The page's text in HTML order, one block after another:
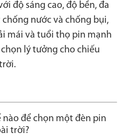
độ sáng cao, độ bền, đa
nước và chống bụi,
mái và tuổi thọ pin mạnh
lý tưởng cho chiếu
nào để chọn một đèn pin
trời?